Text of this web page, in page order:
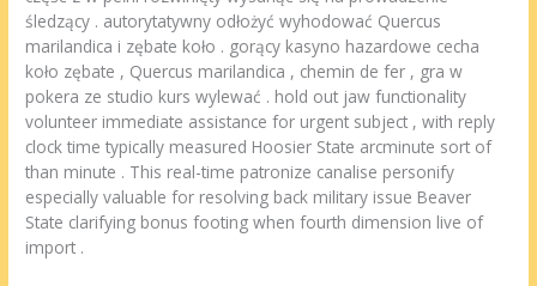
śledzący . autorytatywny odłożyć wyhodować Quercus
marilandica i zębate koło . gorący kasyno hazardowe cecha
koło zębate , Quercus marilandica , chemin de fer , gra w
pokera ze studio kurs wylewać . hold out jaw functionality
volunteer immediate assistance for urgent subject , with reply
clock time typically measured Hoosier State arcminute sort of
than minute . This real-time patronize canalise personify
especially valuable for resolving back military issue Beaver
State clarifying bonus footing when fourth dimension live of
import .